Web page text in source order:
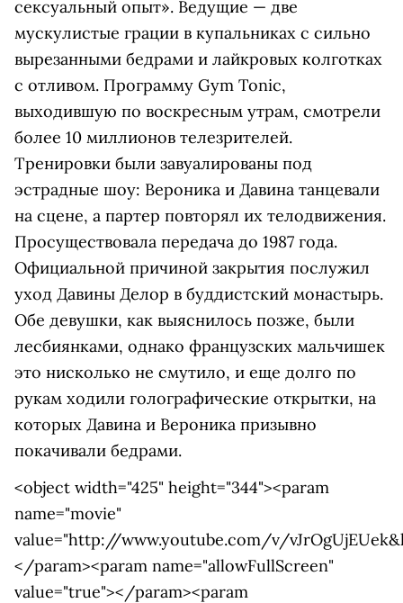
сексуальный опыт». Ведущие — две
мускулистые грации в купальниках с сильно
вырезанными бедрами и лайкровых колготках
с отливом. Программу Gym Tonic,
выходившую по воскресным утрам, смотрели
более 10 миллионов телезрителей.
Тренировки были завуалированы под
эстрадные шоу: Вероника и Давина танцевали
на сцене, а партер повторял их телодвижения.
Просуществовала передача до 1987 года.
Официальной причиной закрытия послужил
уход Давины Делор в буддистский монастырь.
Обе девушки, как выяснилось позже, были
лесбиянками, однако французских мальчишек
это нисколько не смутило, и еще долго по
рукам ходили голографические открытки, на
которых Давина и Вероника призывно
покачивали бедрами.
<object width="425" height="344"><param
name="movie"
value="http://www.youtube.com/v/
</param><param name="allowFullScreen"
value="true"></param><param